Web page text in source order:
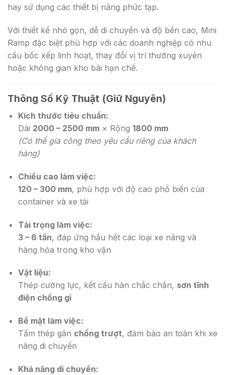
hay sử dụng các thiết bị nâng phức tạp.
Với thiết kế nhỏ gọn, dễ di chuyển và độ bền cao, Mini
Ramp đặc biệt phù hợp với các doanh nghiệp có nhu
cầu bốc xếp linh hoạt, thay đổi vị trí thường xuyên
hoặc không gian kho bãi hạn chế.
Thông Số Kỹ Thuật (Giữ Nguyên)
Kích thước tiêu chuẩn:
Dài 2000 – 2500 mm× Rộng 1800 mm
(Có thể gia công theo yêu cầu riêng của khách
hàng)
Chiều cao làm việc:
120 – 300 mm, phù hợp với độ cao phổ biến của
container và xe tải
Tải trọng làm việc:
3 – 6 tấn, đáp ứng hầu hết các loại xe nâng và
hàng hóa trong kho vận
Vật liệu:
Thép cường lực, kết cấu hàn chắc chắn, sơn tĩnh
điện chống gỉ
Bề mặt làm việc:
Tấm thép gân chống trượt, đảm bảo an toàn khi xe
nâng di chuyển
Khả năng di chuyển: